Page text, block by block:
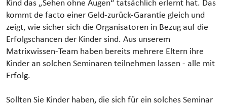
Kind das „Sehen ohne Augen“ tatsächlich erlernt hat. Das
kommt de facto einer Geld-zurück-Garantie gleich und
zeigt, wie sicher sich die Organisatoren in Bezug auf die
Erfolgschancen der Kinder sind. Aus unserem
Matrixwissen-Team haben bereits mehrere Eltern ihre
Kinder an solchen Seminaren teilnehmen lassen - alle mit
Erfolg.
Sollten Sie Kinder haben, die sich für ein solches Seminar